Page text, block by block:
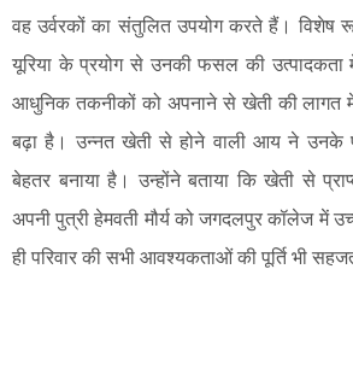
वह उर्वरकों का संतुलित उपयोग करते हैं। विशेष
यूरिया के प्रयोग से उनकी फसल की उत्पादकता
आधुनिक तकनीकों को अपनाने से खेती की लागत
बढ़ा है। उन्नत खेती से होने वाली आय ने उनके
बेहतर बनाया है। उन्होंने बताया कि खेती से
अपनी पुत्री हेमवती मौर्य को जगदलपुर कॉलेज में
ही परिवार की सभी आवश्यकताओं की पूर्ति भी